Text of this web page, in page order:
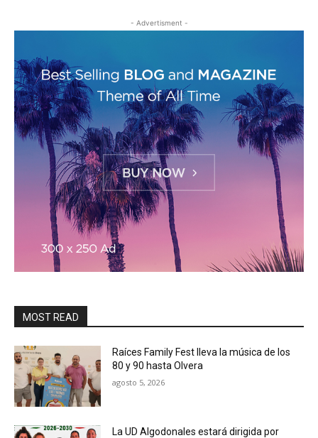
- Advertisment -
MOST READ
Raíces Family Fest lleva la música de los
80 y 90 hasta Olvera
agosto 5, 2026
La UD Algodonales estará dirigida por